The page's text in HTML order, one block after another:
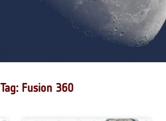
Tag: Fusion 360